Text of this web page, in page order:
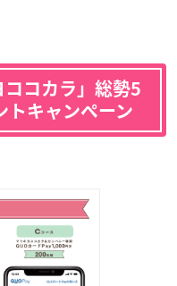
コカラ」総勢5
トキャンペーン